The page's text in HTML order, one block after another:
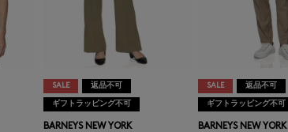
SALE 返品不可
ギフトラッピング不可
BARNEYS NEW YORK
SALE 返品不可
ギフトラッピング不可
BARNEYS NEW YORK